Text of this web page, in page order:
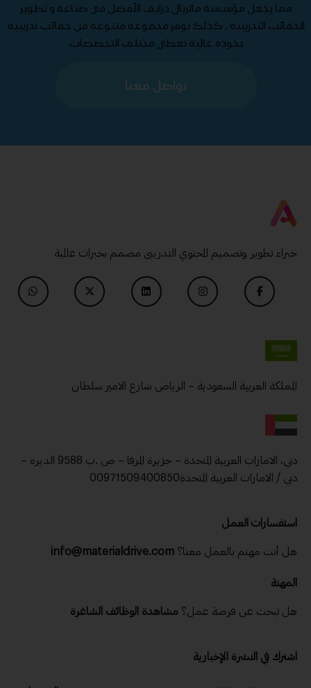
مما يجعل مؤسسة ماتريال درايف الأفضل في صناعة و تطوير
الحقائب التدريبية , كذلك نوفر مجموعة متنوعة من حقائب تدريبية
بجودة عالية تغطي مختلف التخصصات
تواصل معنا
خبراء تطوير وتصميم المحتوي التدريبى مصمم بخبرات عالمية
المملكة العربية السعودية – الرياض شارع الامير سلطان
دبي، الامارات العربية المتحدة – جزيرة المرفا – ص .ب 9588 الديرة –
دبي / الامارات العربية المتحدة00971509400850
استفسارات العمل
هل أنت مهتم بالعمل معنا؟ info@materialdrive.com
المهنة
هل تبحث عن فرصة عمل؟ مشاهدة الوظائف الشاغرة
اشترك في النشرة الإخبارية